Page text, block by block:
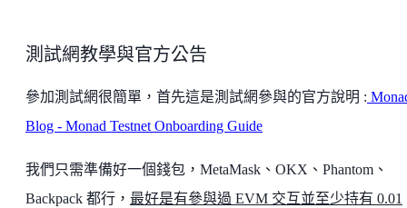
測試網教學與官方公告
參加測試網很簡單，首先這是測試網參與的官方說明 :
Blog - Monad Testnet Onboarding Guide
我們只需準備好一個錢包，MetaMask、OKX、Phantom、
Backpack 都行， 最好是有參與過 EVM 交互並至少持有 0.01